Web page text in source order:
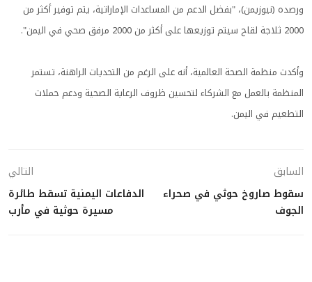
ورصده (نيوزيمن)، "بفضل الدعم من المساعدات الإماراتية، يتم توفير أكثر من
2000 ثلاجة لقاح سيتم توزيعها على أكثر من 2000 مرفق صحي في اليمن".
وأكدت منظمة الصحة العالمية، أنه على الرغم من التحديات الراهنة، تستمر
المنظمة بالعمل مع الشركاء لتحسين ظروف الرعاية الصحية ودعم حملات
التطعيم في اليمن.
السابق
سقوط صاروخ حوثي في صحراء
الجوف
التالي
الدفاعات اليمنية تسقط طائرة
مسيرة حوثية في مأرب